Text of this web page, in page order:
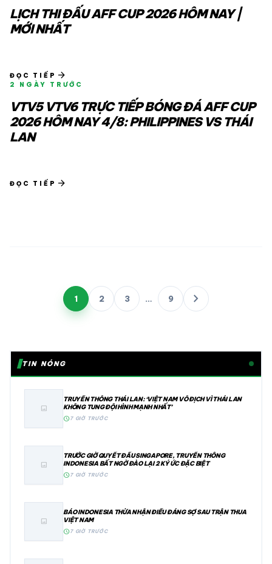
LỊCH THI ĐẤU AFF CUP 2026 HÔM NAY |
MỚI NHẤT
ĐỌC TIẾP arrow_forward
2 NGÀY TRƯỚC
VTV5 VTV6 TRỰC TIẾP BÓNG ĐÁ AFF CUP
2026 HÔM NAY 4/8: PHILIPPINES VS THÁI
LAN
ĐỌC TIẾP arrow_forward
1 2 3 … 9 chevron_right
TIN NÓNG
image
TRUYỀN THÔNG THÁI LAN: ‘VIỆT NAM VÔ ĐỊCH VÌ THÁI LAN
KHÔNG TUNG ĐỘI HÌNH MẠNH NHẤT’
schedule7 GIỜ TRƯỚC
image
TRƯỚC GIỜ QUYẾT ĐẤU SINGAPORE, TRUYỀN THÔNG
INDONESIA BẤT NGỜ ĐÀO LẠI 2 KÝ ỨC ĐẶC BIỆT
schedule7 GIỜ TRƯỚC
image
BÁO INDONESIA THỪA NHẬN ĐIỀU ĐÁNG SỢ SAU TRẬN THUA
VIỆT NAM
schedule7 GIỜ TRƯỚC